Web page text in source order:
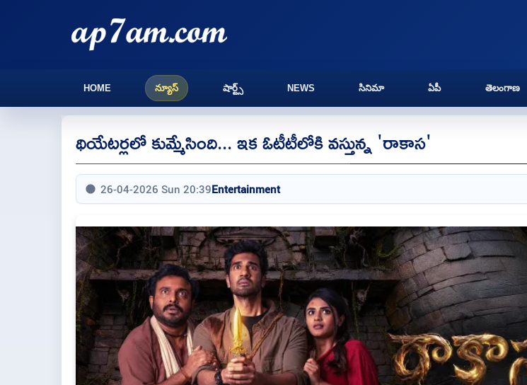
HOME న్యూస్ షార్ట్స్ NEWS సినిమా ఏపీ తెలంగాణ
థియేటర్లలో కుమ్మేసింది... ఇక ఓటీటీలోకి వస్తున్న 'రాకాస'
26-04-2026 Sun 20:39Entertainment